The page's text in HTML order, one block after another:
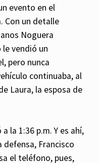
evento en el
Con un detalle
Noguera
le vendió un
pero nunca
continuaba, al
Laura, la esposa de
la 1:36 p.m. Y es ahí,
defensa, Francisco
el teléfono, pues,